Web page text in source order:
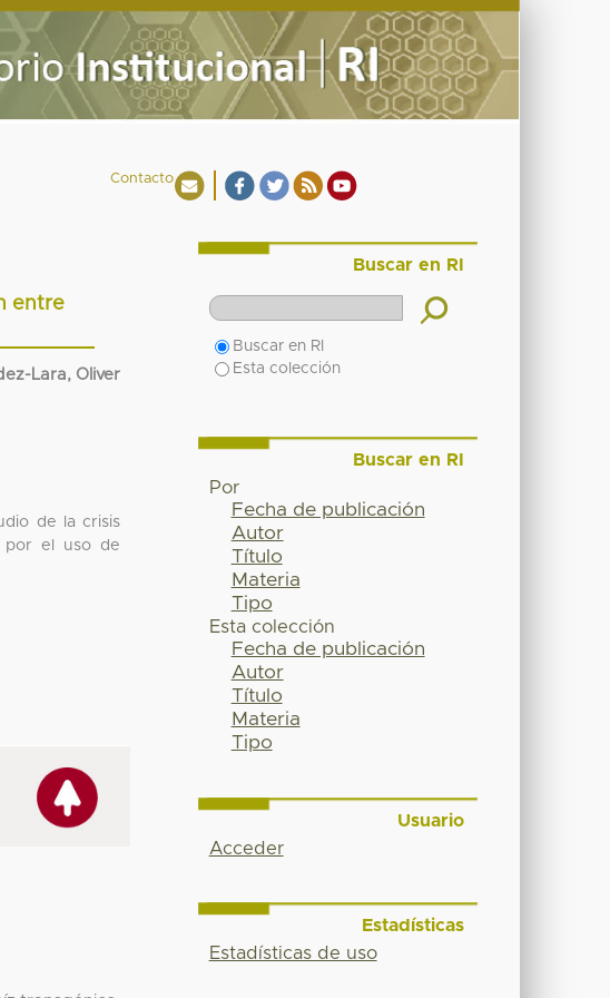
Contacto
entre
Lara, Oliver
de la crisis
por el uso de
Buscar en RI
Buscar en RI
Esta colección
Buscar en RI
Por
Fecha de publicación
Autor
Título
Materia
Tipo
Esta colección
Fecha de publicación
Autor
Título
Materia
Tipo
Usuario
Acceder
Estadísticas
Estadísticas de uso